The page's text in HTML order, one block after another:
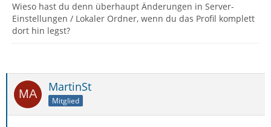
Wieso hast du denn überhaupt Änderungen in Server-
Einstellungen / Lokaler Ordner, wenn du das Profil komplett
dort hin legst?
MartinSt
Mitglied